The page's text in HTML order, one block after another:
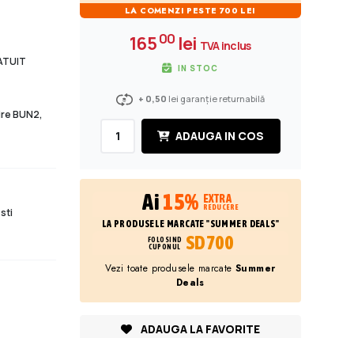
BUN2,
LA COMENZI PESTE 700 LEI
16500 lei TVA inclus
IN STOC
+ 0,50 lei garanție returnabilă
ADAUGA IN COS
Ai15% EXTRA
REDUCERE
LA PRODUSELE MARCATE "SUMMER DEALS"
FOLOSIND
CUPONUL
SD700
Vezi toate produsele marcateSummer
Deals
ADAUGA LA FAVORITE